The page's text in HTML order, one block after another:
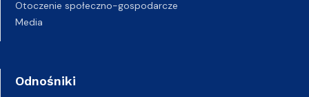
Otoczenie społeczno-gospodarcze
Media
Odnośniki